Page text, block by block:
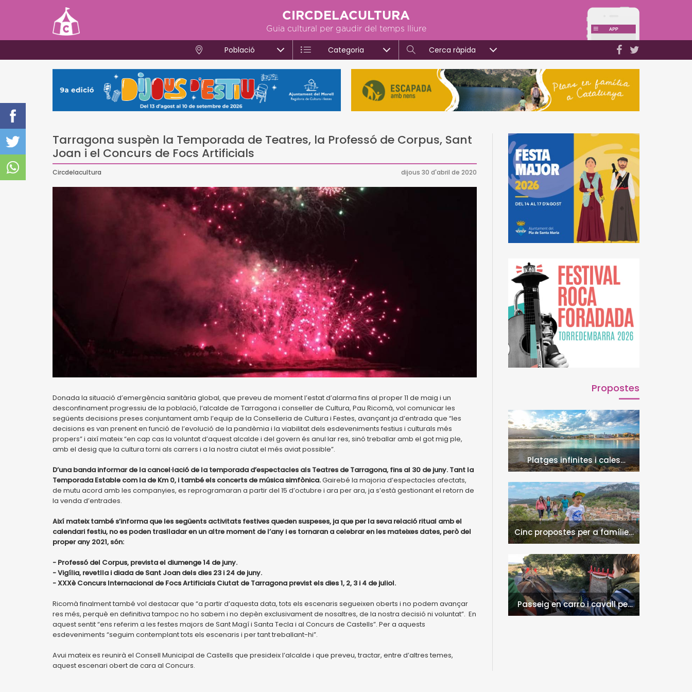
CIRCDELACULTURA
Guia cultural per gaudir del temps lliure
Població Categoria Cerca ràpida
Tarragona suspèn la Temporada de Teatres, la Professó de Corpus, Sant
Joan i el Concurs de Focs Artificials
Circdelacultura dijous 30 d'abril de 2020
Donada la situació d’emergència sanitària global, que preveu de moment l’estat d’alarma fins al proper 11 de maig i un
desconfinament progressiu de la població, l’alcalde de Tarragona i conseller de Cultura, Pau Ricomà, vol comunicar les
següents decisions preses conjuntament amb l’equip de la Conselleria de Cultura i Festes, avançant ja d’entrada que “les
decisions es van prenent en funció de l’evolució de la pandèmia i la viabilitat dels esdeveniments festius i culturals més
propers” i així mateix “en cap cas la voluntat d’aquest alcalde i del govern és anul·lar res, sinó treballar amb el got mig ple,
amb el desig que la cultura torni als carrers i a la nostra ciutat el més aviat possible”.
D’una banda informar de la cancel·lació de la temporada d’espectacles als Teatres de Tarragona, fins al 30 de juny. Tant la
Temporada Estable com la de Km 0, i també els concerts de música simfònica.Gairebé la majoria d’espectacles afectats,
de mutu acord amb les companyies, es reprogramaran a partir del 15 d’octubre i ara per ara, ja s’està gestionant el retorn de
la venda d’entrades.
Així mateix també s’informa que les següents activitats festives queden suspeses, ja que per la seva relació ritual amb el
calendari festiu, no es poden traslladar en un altre moment de l’any i es tornaran a celebrar en les mateixes dates, però del
proper any 2021, són:
- Professó del Corpus, prevista el diumenge 14 de juny.
- Vigília, revetlla i diada de Sant Joan dels dies 23 i 24 de juny.
- XXXè Concurs Internacional de Focs Artificials Ciutat de Tarragona previst els dies 1, 2, 3 i 4 de juliol.
Ricomà finalment també vol destacar que “a partir d’aquesta data, tots els escenaris segueixen oberts i no podem avançar
res més, perquè en definitiva tampoc no ho sabem i no depèn exclusivament de nosaltres, de la nostra decisió ni voluntat”. En
aquest sentit “ens referim a les festes majors de Sant Magí i Santa Tecla i al Concurs de Castells”. Per a aquests
esdeveniments “seguim contemplant tots els escenaris i per tant treballant-hi”.
Avui mateix es reunirà el Consell Municipal de Castells que presideix l’alcalde i que preveu, tractar, entre d’altres temes,
aquest escenari obert de cara al Concurs.
Propostes
Platges infinites i cales
naturals a l'Hospitalet de
l'Infant i la Vall de Llors
Cinc propostes per a famílies
a l'Hospitalet de l'Infant i la
Vall de Llors
Passeig en carro i cavall per
l'entorn de Nulles